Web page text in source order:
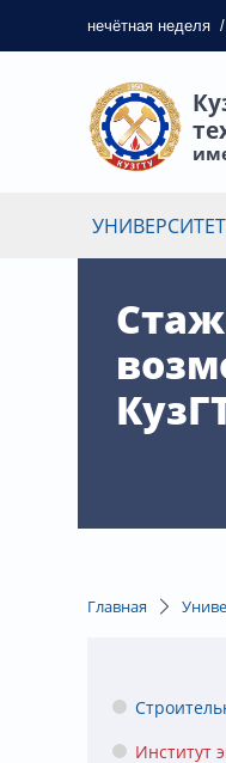
нечётная неделя /
УНИВЕРСИТЕТ
Главная
Институт